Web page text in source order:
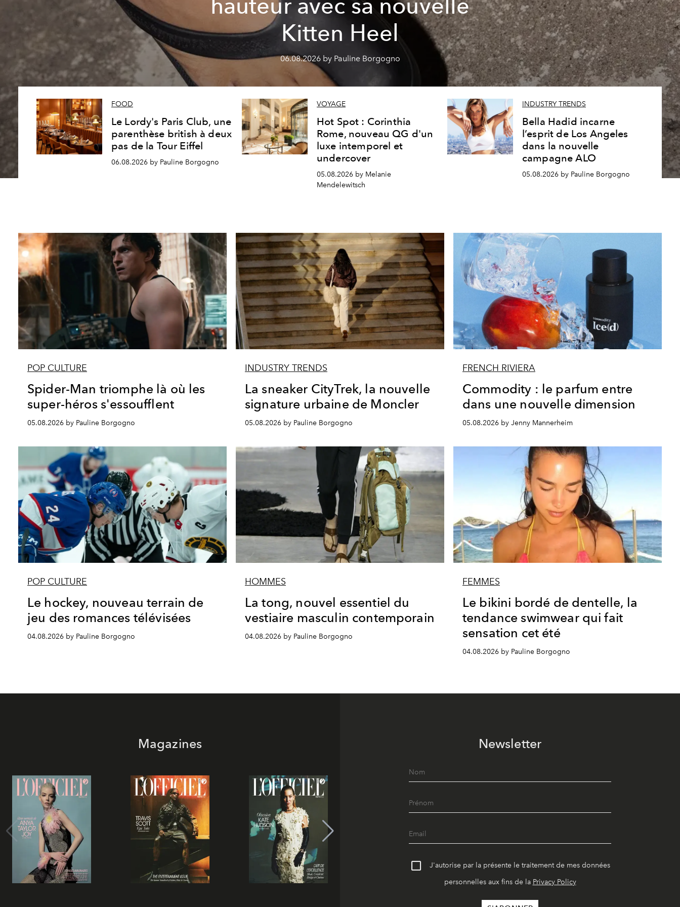
hauteur avec sa nouvelle
Kitten Heel
06.08.2026 by Pauline Borgogno
FOOD
Le Lordy's Paris Club, une
parenthèse british à deux
pas de la Tour Eiffel
06.08.2026 by Pauline Borgogno
VOYAGE
Hot Spot : Corinthia
Rome, nouveau QG d'un
luxe intemporel et
undercover
05.08.2026 by Melanie
Mendelewitsch
INDUSTRY TRENDS
Bella Hadid incarne
l’esprit de Los Angeles
dans la nouvelle
campagne ALO
05.08.2026 by Pauline Borgogno
POP CULTURE
Spider-Man triomphe là où les
super-héros s'essoufflent
05.08.2026 by Pauline Borgogno
INDUSTRY TRENDS
La sneaker CityTrek, la nouvelle
signature urbaine de Moncler
05.08.2026 by Pauline Borgogno
FRENCH RIVIERA
Commodity : le parfum entre
dans une nouvelle dimension
05.08.2026 by Jenny Mannerheim
POP CULTURE
Le hockey, nouveau terrain de
jeu des romances télévisées
04.08.2026 by Pauline Borgogno
HOMMES
La tong, nouvel essentiel du
vestiaire masculin contemporain
04.08.2026 by Pauline Borgogno
FEMMES
Le bikini bordé de dentelle, la
tendance swimwear qui fait
sensation cet été
04.08.2026 by Pauline Borgogno
Magazines Newsletter
J'autorise par la présente le traitement de mes données
personnelles aux fins de la Privacy Policy